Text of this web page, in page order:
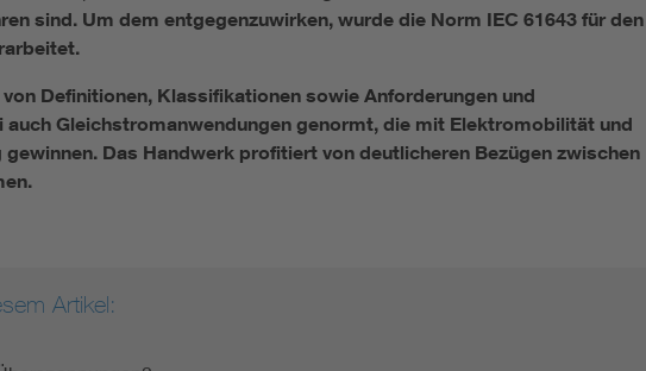
sind. Um dem entgegenzuwirken, wurde die Norm IEC 61643 für den
Definitionen, Klassifikationen sowie Anforderungen und
auch Gleichstromanwendungen genormt, die mit Elektromobilität und
gewinnen. Das Handwerk profitiert von deutlicheren Bezügen zwischen
Artikel: